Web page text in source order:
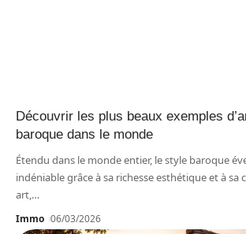
Découvrir les plus beaux exemples
baroque dans le monde
Étendu dans le monde entier, le style baroque
indéniable grâce à sa richesse esthétique et à sa
art, …
Immo 06/03/2026